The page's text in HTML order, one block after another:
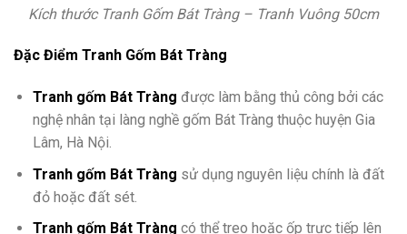
Kích thước Tranh Gốm Bát Tràng – Tranh Vuông 50cm
Đặc Điểm Tranh Gốm Bát Tràng
Tranh gốm Bát Tràng được làm bằng thủ công bởi các
nghệ nhân tại làng nghề gốm Bát Tràng thuộc huyện Gia
Lâm, Hà Nội.
Tranh gốm Bát Tràng sử dụng nguyên liệu chính là đất
đỏ hoặc đất sét.
Tranh gốm Bát Tràng có thể treo hoặc ốp trực tiếp lên